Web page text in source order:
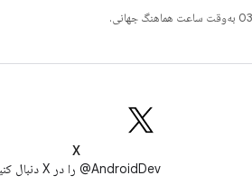
X
AndroidDev@ را در X دنبال کنید